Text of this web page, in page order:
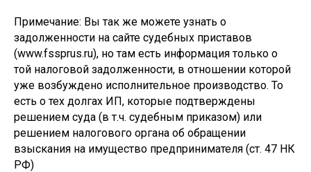
Примечание: Вы так же можете узнать о
задолженности на сайте судебных приставов
(www.fssprus.ru), но там есть информация только о
той налоговой задолженности, в отношении которой
уже возбуждено исполнительное производство. То
есть о тех долгах ИП, которые подтверждены
решением суда (в т.ч. судебным приказом) или
решением налогового органа об обращении
взыскания на имущество предпринимателя (ст. 47 НК
РФ)